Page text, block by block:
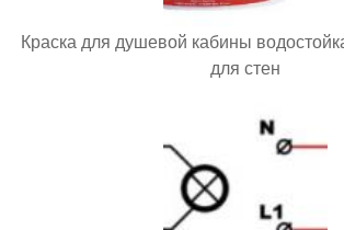
Краска для душевой кабины
для стен